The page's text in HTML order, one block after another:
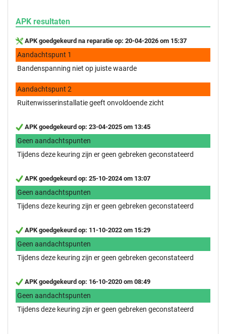
APK resultaten
APK goedgekeurd na reparatie op: 20-04-2026 om 15:37
Aandachtspunt 1
Bandenspanning niet op juiste waarde
Aandachtspunt 2
Ruitenwisserinstallatie geeft onvoldoende zicht
APK goedgekeurd op: 23-04-2025 om 13:45
Geen aandachtspunten
Tijdens deze keuring zijn er geen gebreken geconstateerd
APK goedgekeurd op: 25-10-2024 om 13:07
Geen aandachtspunten
Tijdens deze keuring zijn er geen gebreken geconstateerd
APK goedgekeurd op: 11-10-2022 om 15:29
Geen aandachtspunten
Tijdens deze keuring zijn er geen gebreken geconstateerd
APK goedgekeurd op: 16-10-2020 om 08:49
Geen aandachtspunten
Tijdens deze keuring zijn er geen gebreken geconstateerd